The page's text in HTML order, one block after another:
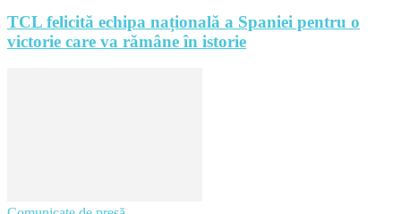
TCL felicită echipa națională a Spaniei pentru o
victorie care va rămâne în istorie